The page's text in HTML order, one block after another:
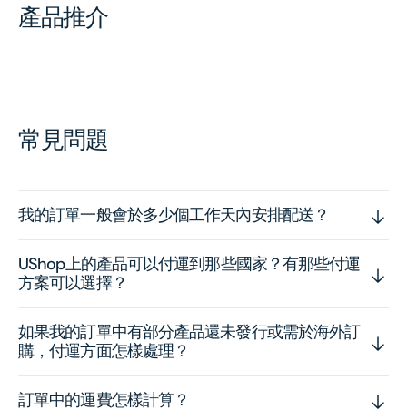
產品推介
常見問題
我的訂單一般會於多少個工作天內安排配送？
UShop上的產品可以付運到那些國家？有那些付運
方案可以選擇？
如果我的訂單中有部分產品還未發行或需於海外訂
購，付運方面怎樣處理？
訂單中的運費怎樣計算？